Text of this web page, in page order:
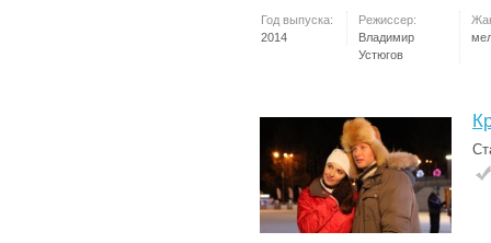
Год выпуска:
2014
Режиссер:
Владимир
Устюгов